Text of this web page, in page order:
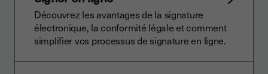
Découvrez les avantages de la signature
électronique, la conformité légale et comment
simplifier vos processus de signature en ligne.